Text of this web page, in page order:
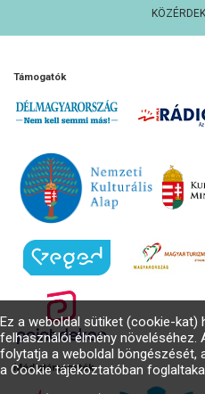
Támogatók
Médiatámogatók
Ez a weboldal sütiket (cookie-kat)
felhasználói élmény növeléséhez.
folytatja a weboldal böngészését,
a Cookie tájékoztatóban